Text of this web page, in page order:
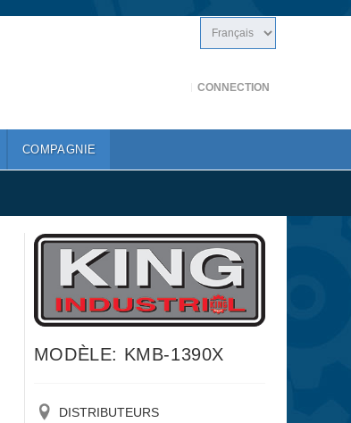
CONNECTION
COMPAGNIE
MODÈLE: KMB-1390X
DISTRIBUTEURS